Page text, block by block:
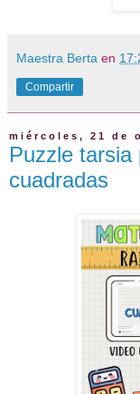
Maestra Berta en
Compartir
miércoles, 21 de
Puzzle
cuadradas